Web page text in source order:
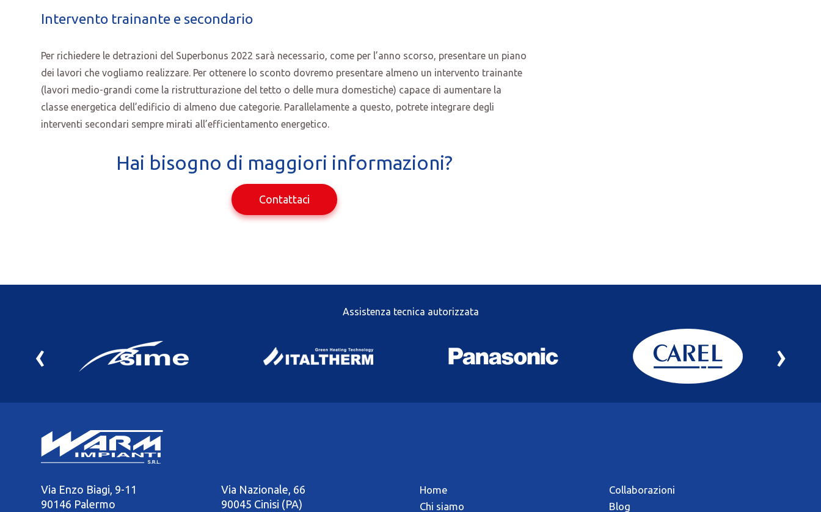
Intervento trainante e secondario
Per richiedere le detrazioni del Superbonus 2022 sarà necessario, come per l’anno scorso, presentare un piano
dei lavori che vogliamo realizzare. Per ottenere lo sconto dovremo presentare almeno un intervento trainante
(lavori medio-grandi come la ristrutturazione del tetto o delle mura domestiche) capace di aumentare la
classe energetica dell’edificio di almeno due categorie. Parallelamente a questo, potrete integrare degli
interventi secondari sempre mirati all’efficientamento energetico.
Hai bisogno di maggiori informazioni?
Contattaci
Assistenza tecnica autorizzata
‹ ›
Via Enzo Biagi, 9-11
90146 Palermo
Via Nazionale, 66
90045 Cinisi (PA)
Home
Chi siamo
Collaborazioni
Blog